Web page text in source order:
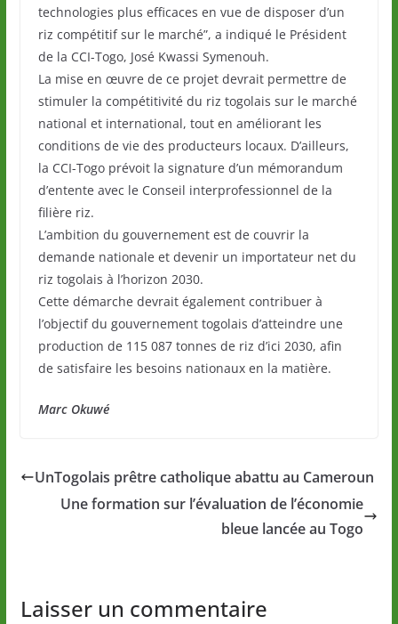
technologies plus efficaces en vue de disposer d’un
riz compétitif sur le marché”, a indiqué le Président
de la CCI-Togo, José Kwassi Symenouh.
La mise en œuvre de ce projet devrait permettre de
stimuler la compétitivité du riz togolais sur le marché
national et international, tout en améliorant les
conditions de vie des producteurs locaux. D’ailleurs,
la CCI-Togo prévoit la signature d’un mémorandum
d’entente avec le Conseil interprofessionnel de la
filière riz.
L’ambition du gouvernement est de couvrir la
demande nationale et devenir un importateur net du
riz togolais à l’horizon 2030.
Cette démarche devrait également contribuer à
l’objectif du gouvernement togolais d’atteindre une
production de 115 087 tonnes de riz d’ici 2030, afin
de satisfaire les besoins nationaux en la matière.
Marc Okuwé
UnTogolais prêtre catholique abattu au Cameroun
Une formation sur l’évaluation de l’économie
bleue lancée au Togo
Laisser un commentaire